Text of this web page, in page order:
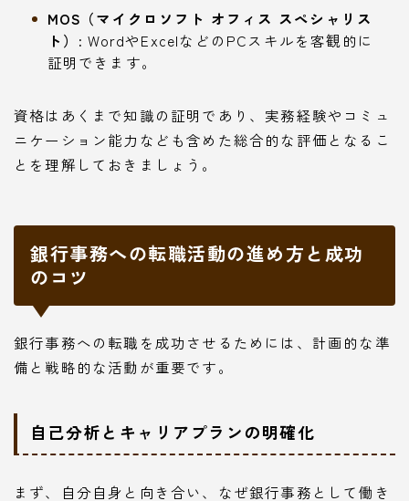
MOS（マイクロソフト オフィス スペシャリス
ト）: WordやExcelなどのPCスキルを客観的に
証明できます。
資格はあくまで知識の証明であり、実務経験やコミュ
ニケーション能力なども含めた総合的な評価となるこ
とを理解しておきましょう。
銀行事務への転職活動の進め方と成功
のコツ
銀行事務への転職を成功させるためには、計画的な準
備と戦略的な活動が重要です。
自己分析とキャリアプランの明確化
まず、自分自身と向き合い、なぜ銀行事務として働き